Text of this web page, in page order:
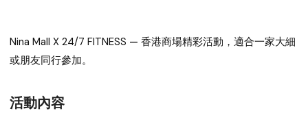
Nina Mall X 24/7 FITNESS — 香港商場精彩活動，適合一家大細
或朋友同行參加。
活動內容